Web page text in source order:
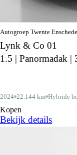
Autogroep Twente Enschede
Lynk & Co 01
1.5 | Panormadak |
2024 22.144 km Hybride
Kopen
Bekijk details